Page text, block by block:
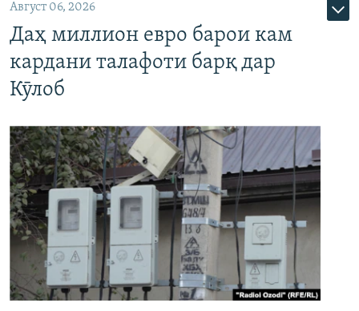
Август 06, 2026
Даҳ миллион евро барои кам
кардани талафоти барқ дар
Кӯлоб